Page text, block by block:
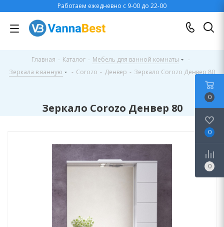
Работаем ежедневно с 9-00 до 22-00
Главная - Каталог - Мебель для ванной комнаты
-
Зеркала в ванную
- Corozo - Денвер - Зеркало Corozo Денвер 80
Зеркало Corozo Денвер 80
0
0
0